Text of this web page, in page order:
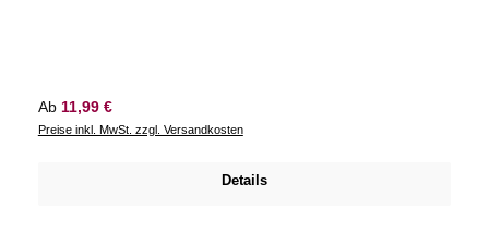
Regulärer Preis:
Ab 11,99 €
Preise inkl. MwSt. zzgl. Versandkosten
Details